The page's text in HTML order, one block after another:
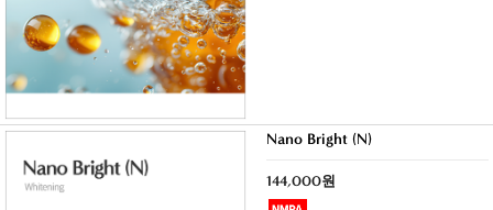
Nano Bright (N)
144,000원